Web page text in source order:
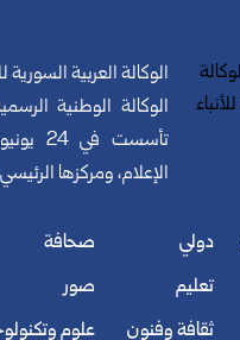
الوكالة العربية السورية
الوكالة الوطنية
الإعلام، ومركزها
دولي
تعليم
ثقافة وفنون
صحافة
صور
علوم